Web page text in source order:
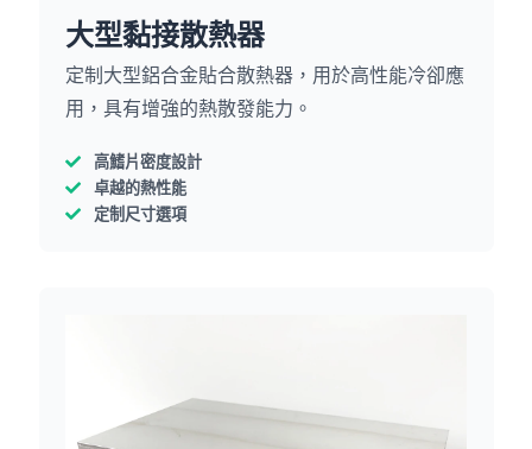
大型黏接散熱器
定制大型鋁合金貼合散熱器，用於高性能冷卻應
用，具有增強的熱散發能力。
高鰭片密度設計
卓越的熱性能
定制尺寸選項